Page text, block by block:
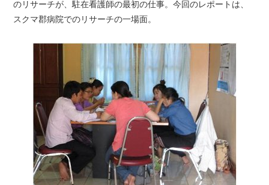
のリサーチが、駐在看護師の最初の仕事。今回のレポートは、
スクマ郡病院でのリサーチの一場面。